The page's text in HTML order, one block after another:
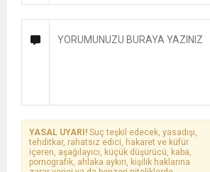
YASAL UYARI! Suç teşkil edecek, yasadışı,
tehditkar, rahatsız edici, hakaret ve küfür
içeren, aşağılayıcı, küçük düşürücü, kaba,
pornografik, ahlaka aykırı, kişilik haklarına